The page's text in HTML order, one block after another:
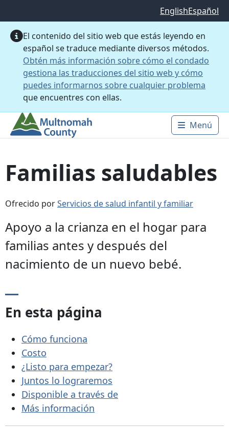
EnglishEspañol
El contenido del sitio web que estás leyendo en
español se traduce mediante diversos métodos.
Obtén más información sobre cómo el condado
gestiona las traducciones del sitio web y cómo
puedes informarnos sobre cualquier problema
que encuentres con ellas.
Main
Menú
Familias saludables
Ofrecido porServicios de salud infantil y familiar
Apoyo a la crianza en el hogar para
familias antes y después del
nacimiento de un nuevo bebé.
En esta página
Cómo funciona
Costo
¿Listo para empezar?
Juntos lo lograremos
Disponible a través de
Más información